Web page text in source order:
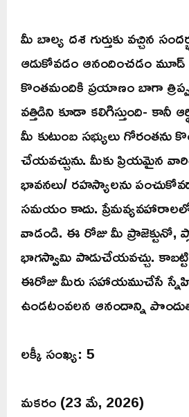
మీ బాల్య దశ గుర్తుకు వచ్చిన
ఆడుకోవడం ఆనందించడం మూడ్
కొంతమందికి ప్రయాణం బాగా
వత్తిడిని కూడా కలిగిస్తుంది- కానీ
మీ కుటుంబ సభ్యులు గోరంతను
చేయవచ్చును. మీకు ప్రియమైన
భావనలు/ రహస్యాలను
సమయం కాదు.
వాడండి. ఈ రోజు మీ ప్రాజెక్టునో,
భాగస్వామి పాడుచేయవచ్చు.
ఈరోజు మీరు సహాయముచేసే
ఉండటంవలన ఆనందాన్ని
లక్కీ సంఖ్య: 5
మకరం (23 మే, 2026)